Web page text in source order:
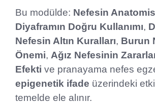
Bu modülde: Nefesin
Diyaframın Doğru Kullanımı,
Nefesin Altın Kuralları, Burun
Önemi, Ağız Nefesinin
Efekti ve pranayama nefes
epigenetik ifade üzerindeki
temelde ele alınır.